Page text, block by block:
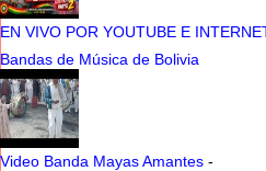
EN VIVO POR YOUTUBE E
Bandas de Música de Bolivia
Video Banda Mayas Amantes -